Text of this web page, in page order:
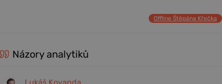
Offline Štěpána Křečka
Názory analytiků